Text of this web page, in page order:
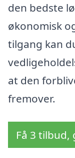
den bedste
økonomisk
tilgang kan
at den
fremover.
Få 3